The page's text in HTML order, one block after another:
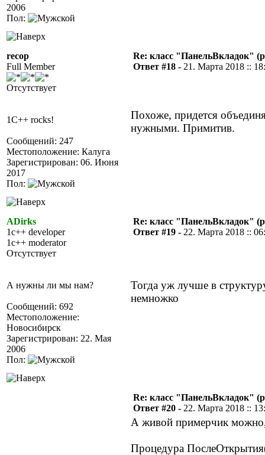
2006
Пол:
recop
Full Member
Отсутствует
1C++ rocks!
Сообщений: 247
Местоположение: Калуга
Зарегистрирован: 06. Июня
2017
Пол:
Re: класс "ПанельВкладок"
Ответ #18 - 21. Марта 2018 ::
Похоже, придется
нужными. Примитив.
ADirks
1c++ developer
1c++ moderator
Отсутствует
А нужны ли мы нам?
Сообщений: 692
Местоположение:
Новосибирск
Зарегистрирован: 22. Мая
2006
Пол:
Re: класс "ПанельВкладок"
Ответ #19 - 22. Марта 2018 ::
Тогда уж лучше в
немножко
Re: класс "ПанельВкладок"
Ответ #20 - 22. Марта 2018 ::
А живой примерчик
Процедура